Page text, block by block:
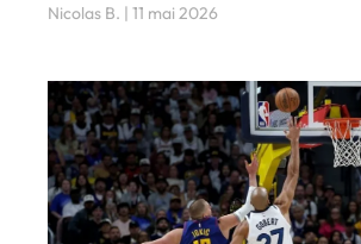
Nicolas B. 11 mai 2026